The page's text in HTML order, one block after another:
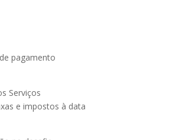
pagamento
Serviços
e impostos à data